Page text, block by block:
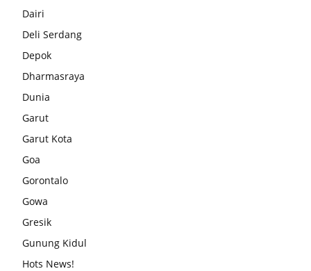
Dairi
Deli Serdang
Depok
Dharmasraya
Dunia
Garut
Garut Kota
Goa
Gorontalo
Gowa
Gresik
Gunung Kidul
Hots News!